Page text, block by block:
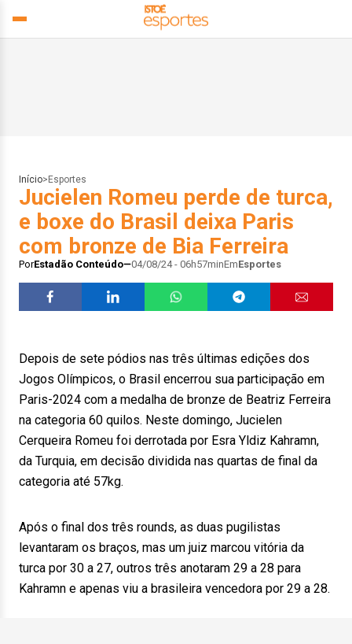
Início> Esportes
Jucielen Romeu perde de turca,
e boxe do Brasil deixa Paris
com bronze de Bia Ferreira
PorEstadão Conteúdo 04/08/24 - 06h57minEmEsportes
Depois de sete pódios nas três últimas edições dos
Jogos Olímpicos, o Brasil encerrou sua participação em
Paris-2024 com a medalha de bronze de Beatriz Ferreira
na categoria 60 quilos. Neste domingo, Jucielen
Cerqueira Romeu foi derrotada por Esra Yldiz Kahramn,
da Turquia, em decisão dividida nas quartas de final da
categoria até 57kg.
Após o final dos três rounds, as duas pugilistas
levantaram os braços, mas um juiz marcou vitória da
turca por 30 a 27, outros três anotaram 29 a 28 para
Kahramn e apenas viu a brasileira vencedora por 29 a 28.